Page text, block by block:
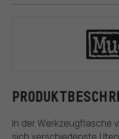
In der Werkzeugflasche
sich verschiedenste